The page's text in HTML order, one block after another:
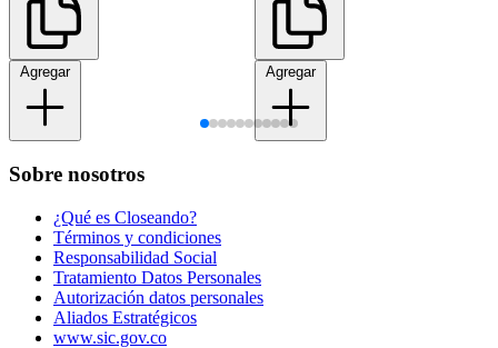
Agregar Agregar
Sobre nosotros
¿Qué es Closeando?
Términos y condiciones
Responsabilidad Social
Tratamiento Datos Personales
Autorización datos personales
Aliados Estratégicos
www.sic.gov.co